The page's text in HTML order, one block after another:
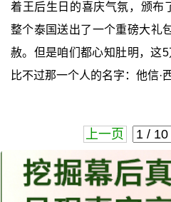
着王后生日的喜庆气氛，颁布
整个泰国送出了一个重磅大
赦。但是咱们都心知肚明，这
比不过那一个人的名字：他信·
上一页